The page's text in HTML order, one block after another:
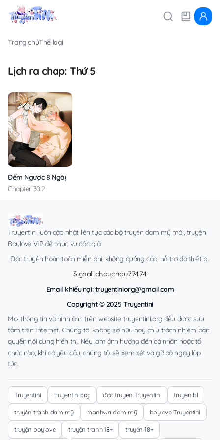
Trang chủThể loại
Lịch ra chap: Thứ 5
Đếm Ngược 8 Ngày
Chapter 30.2
Truyentini luôn cập nhật liên tục các bộ truyện đam mỹ mới, truyện
Boylove VIP để phục vụ độc giả.
Đọc truyện hoàn toàn miễn phí, không quảng cáo, hỗ trợ đa thiết bị.
Signal: chauchau774.74
Email khiếu nại:truyentiniorg@gmail.com
Copyright © 2025 Truyentini
Mọi thông tin và hình ảnh trên website truyentini.org đều được sưu
tầm trên Internet. Chúng tôi không sở hữu hay chịu trách nhiệm bản
quyền nội dung hiển thị. Nếu làm ảnh hưởng đến cá nhân hoặc tổ
chức nào, khi có yêu cầu, chúng tôi sẽ xem xét và gỡ bỏ ngay lập
tức.
Truyentini truyentini.org đọc truyện Truyentini truyện bl
truyện tranh đam mỹ manhwa đam mỹ boylove Truyentini
truyện boylove truyện tranh 18+ truyện 18+